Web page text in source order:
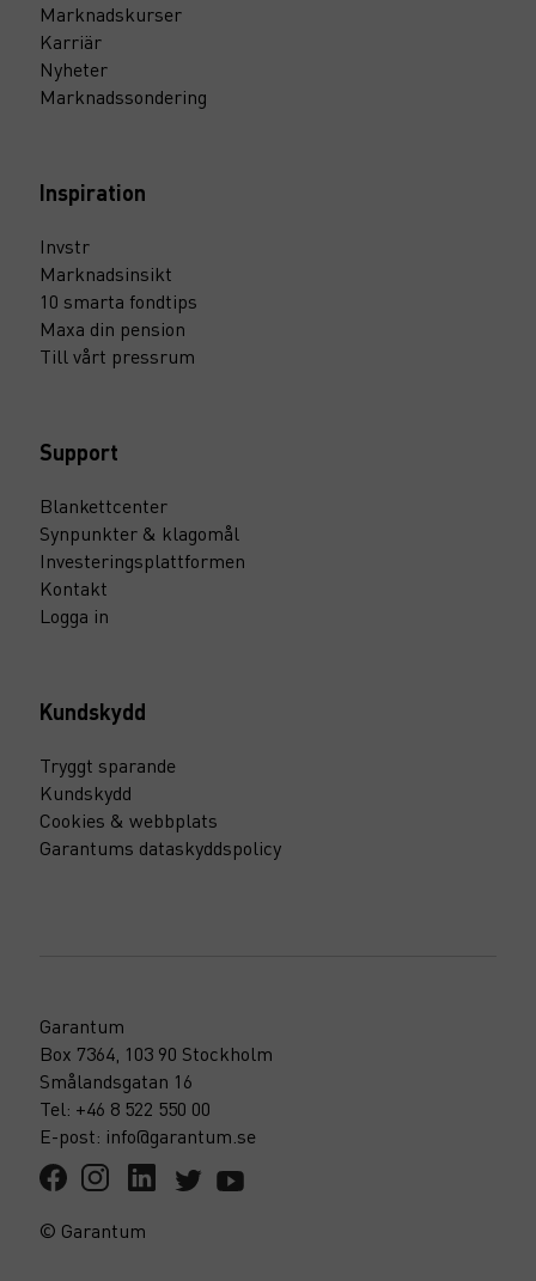
Marknadskurser
Karriär
Nyheter
Marknadssondering
Inspiration
Invstr
Marknadsinsikt
10 smarta fondtips
Maxa din pension
Till vårt pressrum
Support
Blankettcenter
Synpunkter & klagomål
Investeringsplattformen
Kontakt
Logga in
Kundskydd
Tryggt sparande
Kundskydd
Cookies & webbplats
Garantums dataskyddspolicy
Garantum
Box 7364, 103 90 Stockholm
Smålandsgatan 16
Tel: +46 8 522 550 00
E-post: info@garantum.se
© Garantum